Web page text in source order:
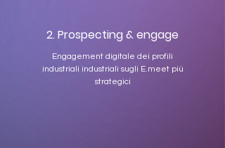
2. Prospecting & engage
Engagement digitale dei profili
industriali industriali sugli E.meet più
strategici